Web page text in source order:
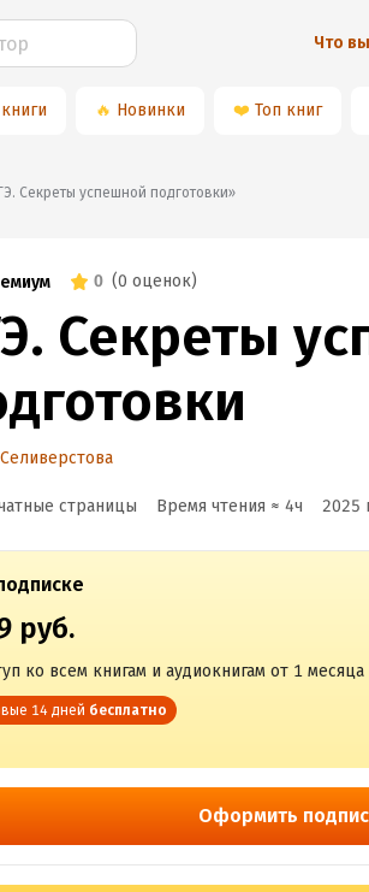
Что
🔥 Новинки ❤️ Топ книг
Секреты успешной подготовки»
0 (0 оценок)
Секреты
страницы Время чтения ≈ 4ч 2025
руб.
ко всем книгам и аудиокнигам от 1 месяца
14 дней бесплатно
Оформить